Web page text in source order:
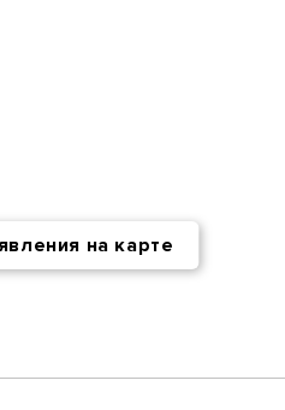
на карте